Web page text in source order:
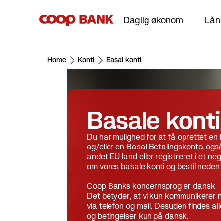
Daglig økonomi
Mastercard Debet
Mastercard Kredit
Lønkonto
Lån
LÅN PENGE
Kassekredit
Lån penge nu
Billån
EJERBOLIG
Andelsboliglån
Lån til sommerhus
Lån til forældrekøb
Realkreditlån med fast rente
Alt om bolig
Se alle
Få
Få
INVESTER SELV
Aktiesparekonto
Investeringsguides
Balanceret
Vækst
Hjælp & Kontakt
Servicestatus
Om
Home Konti Basal konti
Basale konti
Du har mulighed for at få oprettet en
og/eller en Basal Betalingskonto,
andet EU land eller registreret i et
om vores basale konti og bestil
Coop Banks koncernsprog er dansk
Det betyder, at vi kun kommunikerer
via telefon og mail. Desuden findes
og betingelser kun på dansk.